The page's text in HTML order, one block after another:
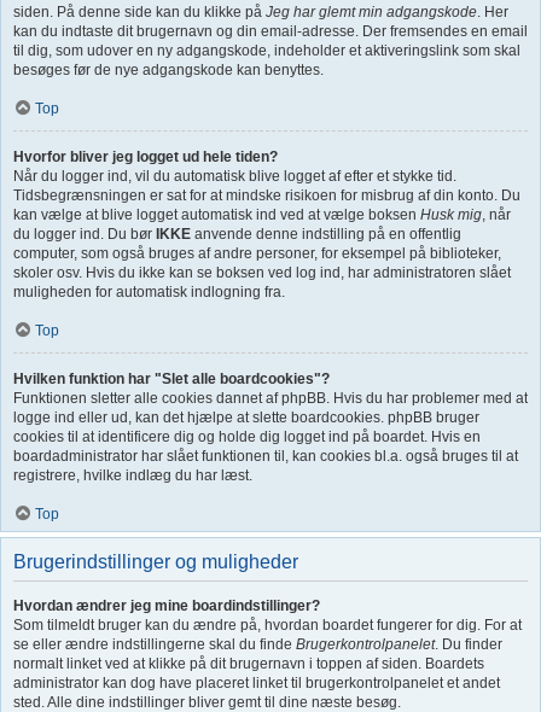
siden. På denne side kan du klikke på Jeg har glemt min adgangskode. Her
kan du indtaste dit brugernavn og din email-adresse. Der fremsendes en email
til dig, som udover en ny adgangskode, indeholder et aktiveringslink som skal
besøges før de nye adgangskode kan benyttes.
Top
Hvorfor bliver jeg logget ud hele tiden?
Når du logger ind, vil du automatisk blive logget af efter et stykke tid.
Tidsbegrænsningen er sat for at mindske risikoen for misbrug af din konto. Du
kan vælge at blive logget automatisk ind ved at vælge boksen Husk mig, når
du logger ind. Du bør IKKE anvende denne indstilling på en offentlig
computer, som også bruges af andre personer, for eksempel på biblioteker,
skoler osv. Hvis du ikke kan se boksen ved log ind, har administratoren slået
muligheden for automatisk indlogning fra.
Top
Hvilken funktion har "Slet alle boardcookies"?
Funktionen sletter alle cookies dannet af phpBB. Hvis du har problemer med at
logge ind eller ud, kan det hjælpe at slette boardcookies. phpBB bruger
cookies til at identificere dig og holde dig logget ind på boardet. Hvis en
boardadministrator har slået funktionen til, kan cookies bl.a. også bruges til at
registrere, hvilke indlæg du har læst.
Top
Brugerindstillinger og muligheder
Hvordan ændrer jeg mine boardindstillinger?
Som tilmeldt bruger kan du ændre på, hvordan boardet fungerer for dig. For at
se eller ændre indstillingerne skal du finde Brugerkontrolpanelet. Du finder
normalt linket ved at klikke på dit brugernavn i toppen af siden. Boardets
administrator kan dog have placeret linket til brugerkontrolpanelet et andet
sted. Alle dine indstillinger bliver gemt til dine næste besøg.